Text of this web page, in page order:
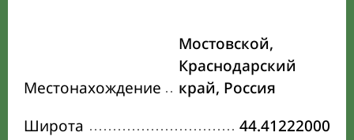
Местонахождение
Мостовской,
Краснодарский
край, Россия
Широта
44.41222000